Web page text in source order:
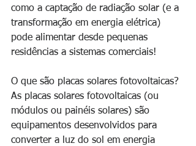
como a captação de radiação solar (e a
transformação em energia elétrica)
pode alimentar desde pequenas
residências a sistemas comerciais!
O que são placas solares fotovoltaicas?
As placas solares fotovoltaicas (ou
módulos ou painéis solares) são
equipamentos desenvolvidos para
converter a luz do sol em energia